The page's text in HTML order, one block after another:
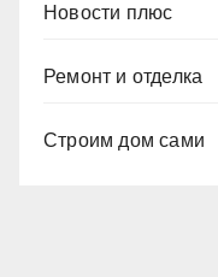
Новости плюс
Ремонт и отделка
Строим дом сами